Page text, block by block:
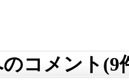
コメント(9